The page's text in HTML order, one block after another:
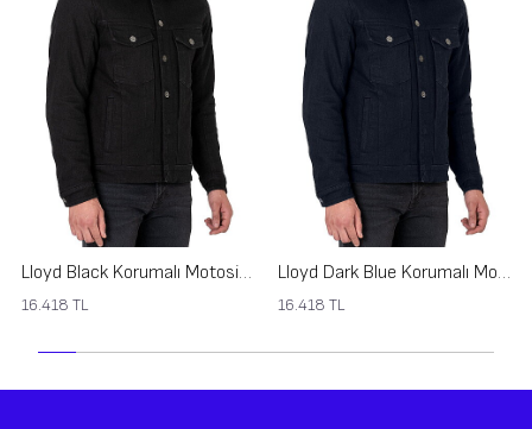
Lloyd Black Korumalı Motosiklet Montu
16.418 TL
Lloyd Dark Blue Korumalı Motosiklet Montu
16.418 TL